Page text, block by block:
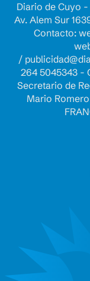
Diario de Cuyo
Av. Alem Sur
Contacto:
/
264 5045343 -
Secretario de
Mario